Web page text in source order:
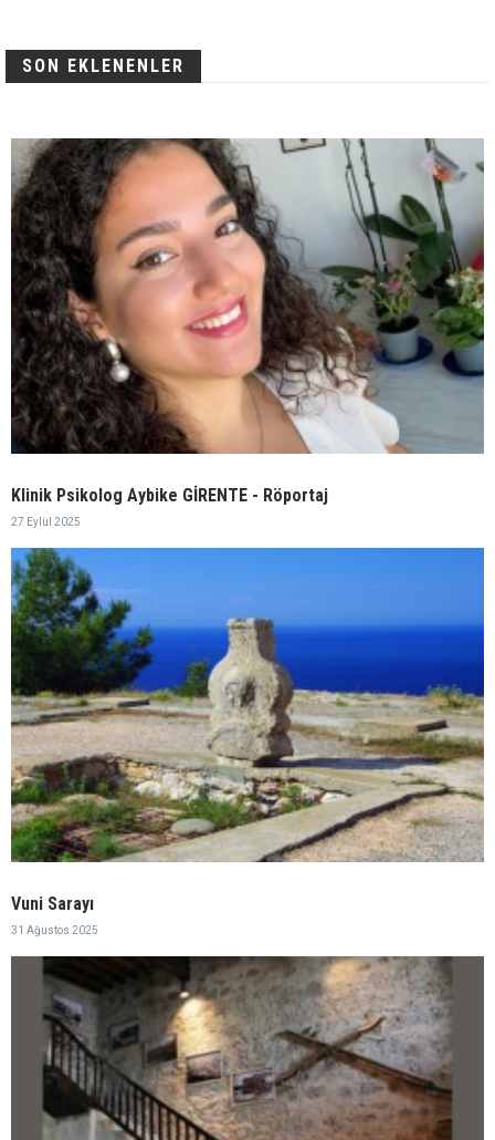
SON EKLENENLER
Klinik Psikolog Aybike GİRENTE - Röportaj
27 Eylül 2025
Vuni Sarayı
31 Ağustos 2025